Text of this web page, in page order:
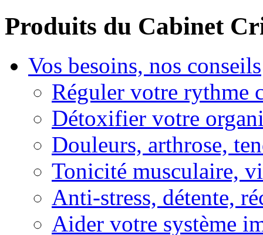
Produits du Cabinet
Vos besoins, nos conseils
Réguler votre rythme
Détoxifier votre
Douleurs, arthrose,
Tonicité musculaire,
Anti-stress, détente,
Aider votre système